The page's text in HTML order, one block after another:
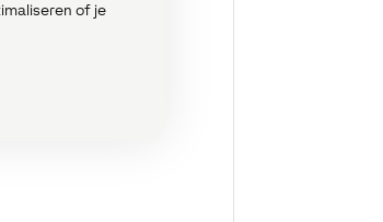
of je